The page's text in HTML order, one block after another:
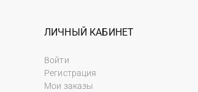
ЛИЧНЫЙ КАБИНЕТ
Войти
Регистрация
Мои заказы